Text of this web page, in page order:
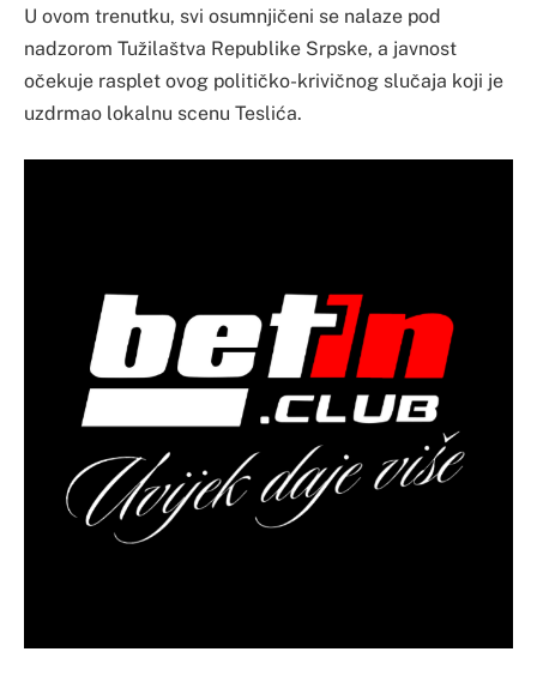
U ovom trenutku, svi osumnjičeni se nalaze pod
nadzorom Tužilaštva Republike Srpske, a javnost
očekuje rasplet ovog političko-krivičnog slučaja koji je
uzdrmao lokalnu scenu Teslića.